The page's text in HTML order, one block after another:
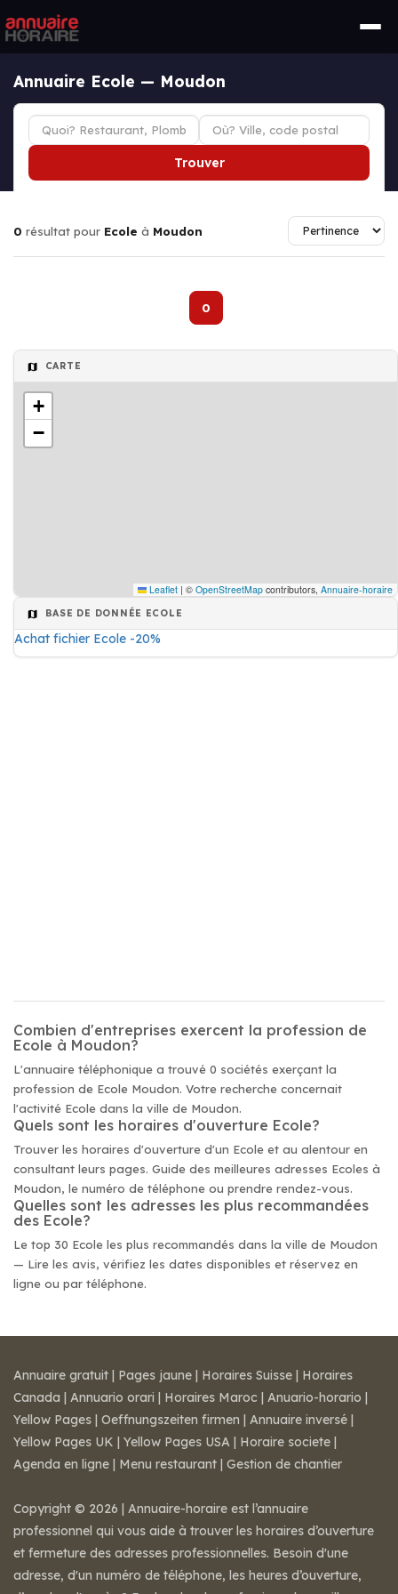
Annuaire Ecole — Moudon
Trouver
0 résultat pour Ecole à Moudon
0
CARTE
+
−
Leaflet | © OpenStreetMap contributors, Annuaire-horaire
BASE DE DONNÉE ECOLE
Achat fichier Ecole -20%
Combien d'entreprises exercent la profession de
Ecole à Moudon?
L'annuaire téléphonique a trouvé 0 sociétés exerçant la
profession de Ecole Moudon. Votre recherche concernait
l'activité Ecole dans la ville de Moudon.
Quels sont les horaires d'ouverture Ecole?
Trouver les horaires d'ouverture d'un Ecole et au alentour en
consultant leurs pages. Guide des meilleures adresses Ecoles à
Moudon, le numéro de téléphone ou prendre rendez-vous.
Quelles sont les adresses les plus recommandées
des Ecole?
Le top 30 Ecole les plus recommandés dans la ville de Moudon
— Lire les avis, vérifiez les dates disponibles et réservez en
ligne ou par téléphone.
Annuaire gratuit | Pages jaune | Horaires Suisse | Horaires
Canada | Annuario orari | Horaires Maroc | Anuario-horario |
Yellow Pages | Oeffnungszeiten firmen | Annuaire inversé |
Yellow Pages UK | Yellow Pages USA | Horaire societe |
Agenda en ligne | Menu restaurant | Gestion de chantier
Copyright © 2026 | Annuaire-horaire est l’annuaire
professionnel qui vous aide à trouver les horaires d’ouverture
et fermeture des adresses professionnelles. Besoin d'une
adresse, d'un numéro de téléphone, les heures d’ouverture,